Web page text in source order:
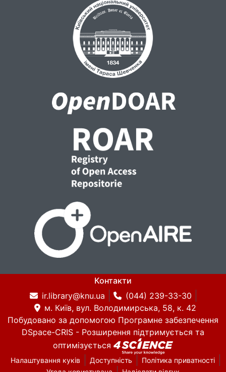
Контакти
ir.library@knu.ua
(044) 239-33-30
м. Київ, вул. Володимирська, 58, к. 42
Побудовано за допомогою Програмне забезпечення
DSpace-CRIS - Розширення підтримується та
оптимізується
Налаштування куків Доступність
Політика приватності